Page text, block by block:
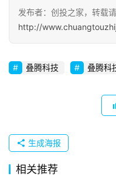
业
观
察
初
品
牌
发
发布者：创投之家，转载请
http://
叠腾科技 叠腾科
生成海报
相关推荐